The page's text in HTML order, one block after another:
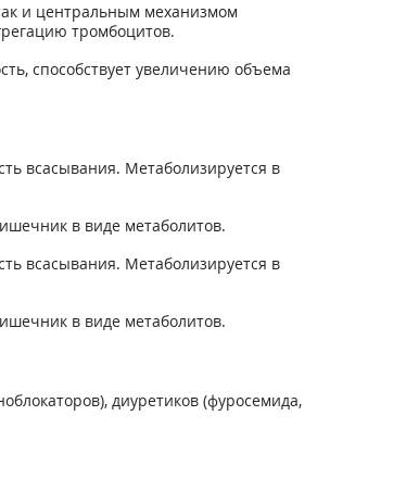
и центральным механизмом
тромбоцитов.
способствует увеличению объема
всасывания. Метаболизируется в
в виде метаболитов.
всасывания. Метаболизируется в
в виде метаболитов.
диуретиков (фуросемида,